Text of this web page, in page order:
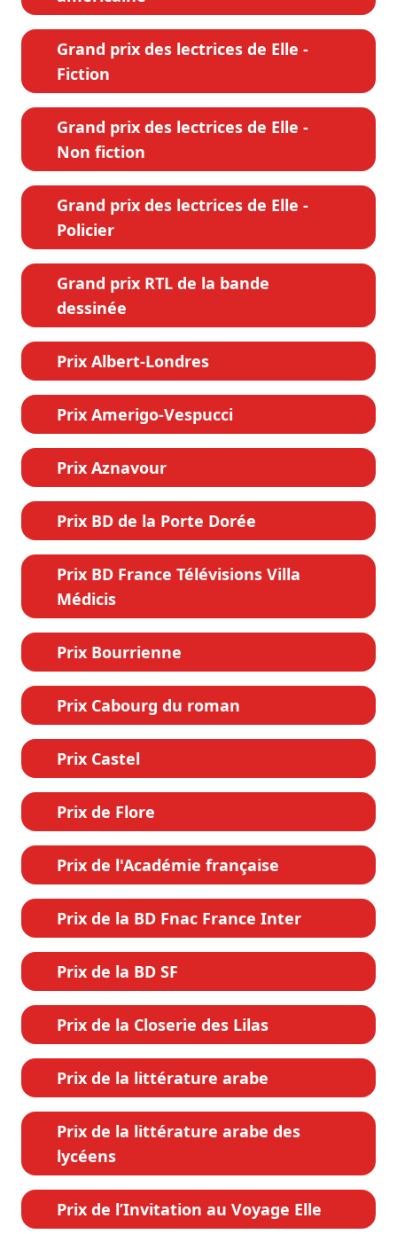
Grand prix des lectrices de Elle -
Fiction
Grand prix des lectrices de Elle -
Non fiction
Grand prix des lectrices de Elle -
Policier
Grand prix RTL de la bande
dessinée
Prix Albert-Londres
Prix Amerigo-Vespucci
Prix Aznavour
Prix BD de la Porte Dorée
Prix BD France Télévisions Villa
Médicis
Prix Bourrienne
Prix Cabourg du roman
Prix Castel
Prix de Flore
Prix de l'Académie française
Prix de la BD Fnac France Inter
Prix de la BD SF
Prix de la Closerie des Lilas
Prix de la littérature arabe
Prix de la littérature arabe des
lycéens
Prix de l’Invitation au Voyage Elle